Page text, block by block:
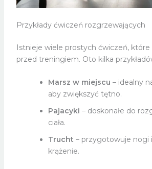
Przykłady ćwiczeń rozgrzewających
Istnieje wiele prostych ćwiczeń,
przed treningiem. Oto kilka
Marsz w miejscu – idealny
aby zwiększyć tętno.
Pajacyki – doskonałe do
ciała.
Trucht – przygotowuje nogi
krążenie.